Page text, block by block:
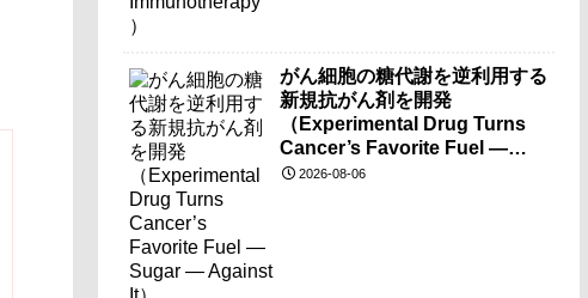
がん細胞の糖代謝を逆利用する
新規抗がん剤を開発
（Experimental Drug Turns
Cancer’s Favorite Fuel —
Sugar — Against It）
2026-08-06